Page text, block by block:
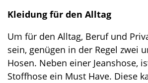
Kleidung für den Alltag
Um für den Alltag, Beruf und
sein, genügen in der Regel zwei
Hosen. Neben einer Jeanshose,
Stoffhose ein Must Have. Diese